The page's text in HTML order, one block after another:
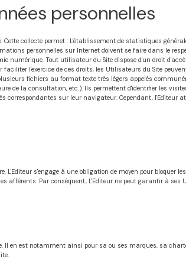
personnelles
collecte permet : L'établissement de statistiques
personnelles sur Internet doivent se faire dans le
Tout utilisateur du Site dispose d'un droit
l'exercice de ces droits, les Utilisateurs du Site
fichiers au format texte très légers appelés
de la consultation, etc.). Ils permettent d'identifier les
correspondantes sur leur navigateur. Cependant,
s'engage à une obligation de moyen pour bloquer
Par conséquent, L'Editeur ne peut garantir à ses
en est notamment ainsi pour sa ou ses marques, sa